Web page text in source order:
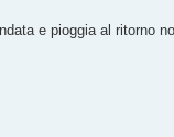
e pioggia al ritorno